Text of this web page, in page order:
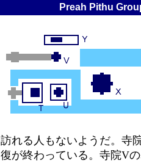
Preah Pithu
訪れる人もないようだ。寺
復が終わっている。寺院V